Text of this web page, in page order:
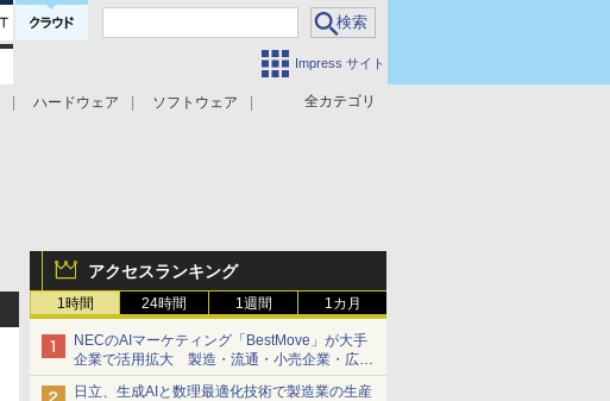
Impress サイト
全カテゴリ
ハードウェア
ソフトウェア
アクセスランキング
1時間 24時間 1週間 1カ月
NECのAIマーケティング「BestMove」が大手
企業で活用拡大 製造・流通・小売企業・広告
代理店などが実装フェーズへ
日立、生成AIと数理最適化技術で製造業の生産